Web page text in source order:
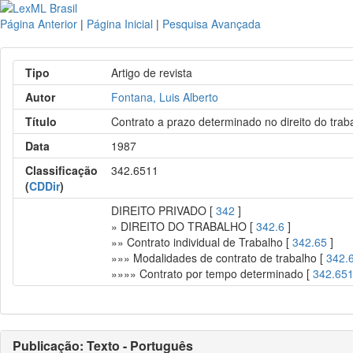
Página Anterior | Página Inicial | Pesquisa Avançada
Tipo
Artigo de revista
Autor
Fontana, Luis Alberto
Título
Contrato a prazo determinado no direito do
Data
1987
Classificação
(CDDir)
342.6511
DIREITO PRIVADO [342 ]
» DIREITO DO TRABALHO [342.6 ]
»» Contrato individual de Trabalho [342.65 ]
»»» Modalidades de contrato de trabalho [
»»»» Contrato por tempo determinado [
Publicação: Texto - Português